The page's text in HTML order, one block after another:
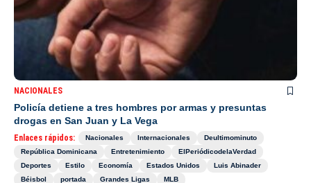
NACIONALES
Policía detiene a tres hombres por armas y presuntas
drogas en San Juan y La Vega
Enlaces rápidos: Nacionales Internacionales
Deultimominuto
República Dominicana
Entretenimiento
ElPeriódicodelaVerdad
Deportes
Estilo Economía Estados Unidos
Luis Abinader
Béisbol
portada Grandes Ligas MLB